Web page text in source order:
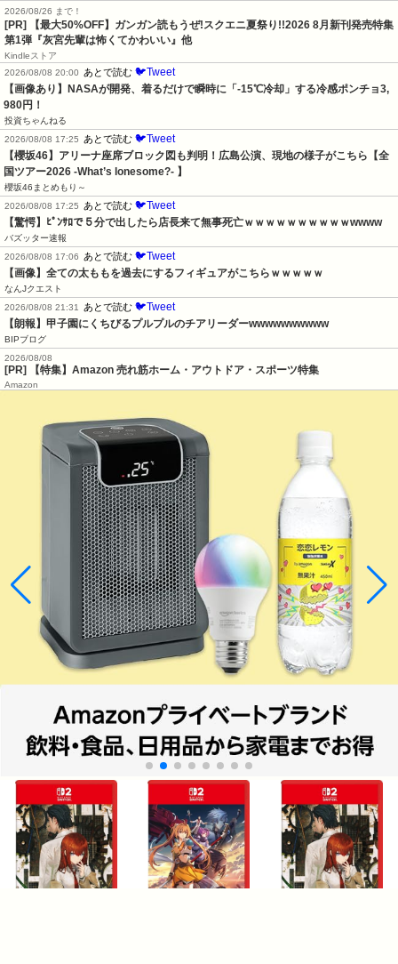
2026/08/26 まで！
[PR] 【最大50%OFF】ガンガン読もうぜ!スクエニ夏祭り!!2026 8月新刊発売特集
第1弾『灰宮先輩は怖くてかわいい』他
Kindleストア
2026/08/08 20:00
あとで読む 🐦Tweet
【画像あり】NASAが開発、着るだけで瞬時に「-15℃冷却」する冷感ポンチョ3,
980円！
投資ちゃんねる
2026/08/08 17:25
あとで読む 🐦Tweet
【櫻坂46】アリーナ座席ブロック図も判明！広島公演、現地の様子がこちら【全
国ツアー2026 -What’s lonesome?- 】
櫻坂46まとめもり～
2026/08/08 17:25
あとで読む 🐦Tweet
【驚愕】ﾋﾟﾝｻﾛで５分で出したら店長来て無事死亡ｗｗｗｗｗｗｗｗｗｗwwww
バズッター速報
2026/08/08 17:06
あとで読む 🐦Tweet
【画像】全ての太ももを過去にするフィギュアがこちらｗｗｗｗｗ
なんJクエスト
2026/08/08 21:31
あとで読む 🐦Tweet
【朗報】甲子園にくちびるプルプルのチアリーダーwwwwwwwwww
BIPブログ
2026/08/08
[PR] 【特集】Amazon 売れ筋ホーム・アウトドア・スポーツ特集
Amazon